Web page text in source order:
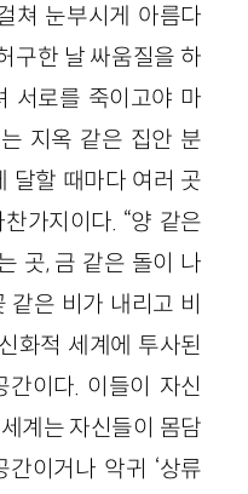
쳐 눈부시게 아름다
구한 날 싸움질을 하
서로를 죽이고야 마
지옥 같은 집안 분
달할 때마다 여러 곳
가지이다. “양 같은
곳, 금 같은 돌이 나
은 비가 내리고 비
화적 세계에 투사된
이다. 이들이 자신
계는 자신들이 몸담
이거나 악귀 ‘상류